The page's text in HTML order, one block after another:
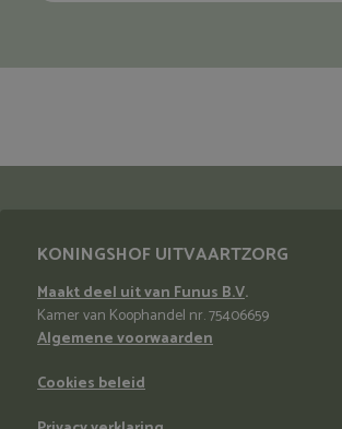
KONINGSHOF UITVAARTZORG
Maakt deel uit van Funus B.V.
Kamer van Koophandel nr. 75406659
Algemene voorwaarden
Cookies beleid